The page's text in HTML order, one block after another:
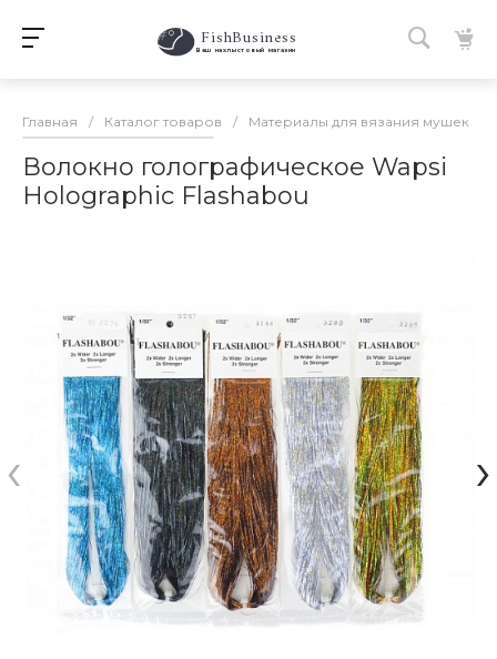
FishBusiness
Ваш нахлыстовый магазин
Главная / Каталог товаров / Материалы для вязания мушек
Волокно голографическое Wapsi
Holographic Flashabou
‹ ›